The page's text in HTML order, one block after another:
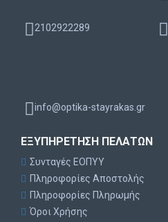
2102922289
info@optika-stayrakas.gr
ΕΞΥΠΗΡΈΤΗΣΗ ΠΕΛΑΤΏΝ
Συνταγές ΕΟΠΥΥ
Πληροφορίες Αποστολής
Πληροφορίες Πληρωμής
Όροι Χρήσης